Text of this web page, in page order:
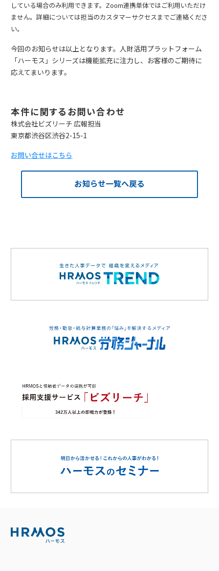
している場合のみ利用できます。Zoom連携単体ではご利用いただけ
ません。詳細については担当のカスタマーサクセスまでご連絡くださ
い。
今回のお知らせは以上となります。人財活用プラットフォーム
「ハーモス」シリーズは機能拡充に注力し、お客様のご期待に
応えてまいります。
本件に関するお問い合わせ
株式会社ビズリーチ 広報担当
東京都渋谷区渋谷2-15-1
お問い合せはこちら
お知らせ一覧へ戻る